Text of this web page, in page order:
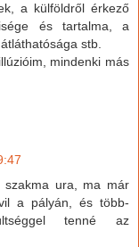
a külföldről érkező
és tartalma, a
stb.
mindenki más
szakma ura, ma már
a pályán, és több-
tenné az